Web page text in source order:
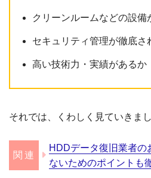
クリーンルームなどの設備
セキュリティ管理が徹底さ
高い技術力・実績があるか
それでは、くわしく見ていきまし
HDDデータ復旧業者の
ないためのポイントも